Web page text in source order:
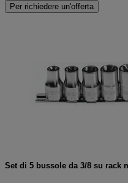
Per richiedere un'offerta
Set di 5 bussole da 3/8 su rack